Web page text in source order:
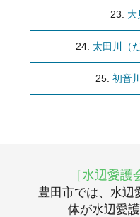
大
太田川（
初音
［水辺愛護
豊田市では、水辺
体が水辺愛